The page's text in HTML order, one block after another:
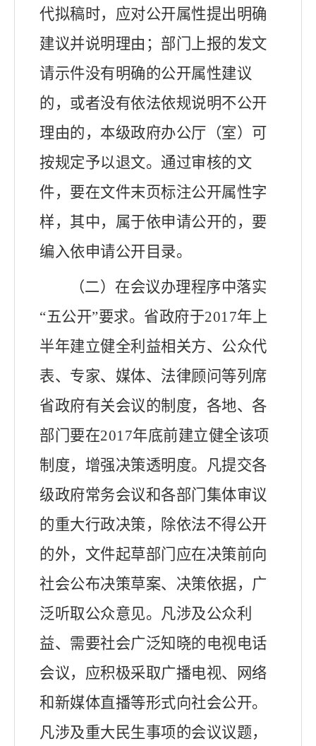
代拟稿时，应对公开属性提出明确
建议并说明理由；部门上报的发文
请示件没有明确的公开属性建议
的，或者没有依法依规说明不公开
理由的，本级政府办公厅（室）可
按规定予以退文。 通过审核的文
件，要在文件末页标注公开属性字
样，其中，属于依申请公开的，要
编入依申请公开目录。
（二）在会议办理程序中落实
“五公开”要求。 省政府于2017年上
半年建立健全利益相关方、公众代
表、专家、媒体、法律顾问等列席
省政府有关会议的制度， 各地、各
部门要在2017年底前建立健全该项
制度，增强决策透明度。凡提交各
级政府常务会议和各部门集体审议
的重大行政决策，
除依法不得公开
的外， 文件起草部门 应在决策前向
社会公布决策草案、决策依据，广
泛听取公众意见。凡涉及公众利
益、需要社会广泛知晓的电视电话
会议，应积极采取广播电视、网络
和新媒体直播等形式向社会公开。
凡涉及重大民生事项的会议议题，